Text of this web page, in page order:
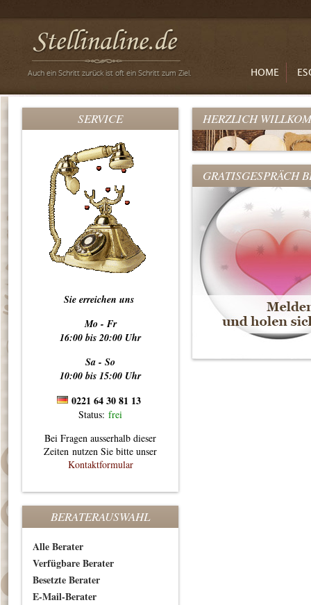
HOME
SERVICE
Sie erreichen uns
Mo - Fr
16:00 bis 20:00 Uhr
Sa - So
10:00 bis 15:00 Uhr
0221 64 30 81 13
Status: frei
Bei Fragen ausserhalb dieser
Zeiten nutzen Sie bitte unser
Kontaktformular
BERATERAUSWAHL
Alle Berater
Verfügbare Berater
Besetzte Berater
E-Mail-Berater
HERZLICH
GRATISGESPRÄCH